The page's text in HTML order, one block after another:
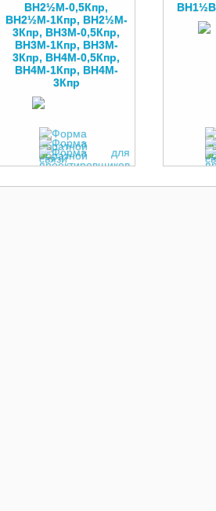
ВН2½M-0,5Кпр,
ВН2½M-1Кпр, ВН2½M-
3Кпр, ВН3M-0,5Кпр,
ВН3M-1Кпр, ВН3M-
3Кпр, ВН4M-0,5Кпр,
ВН4M-1Кпр, ВН4M-
3Кпр